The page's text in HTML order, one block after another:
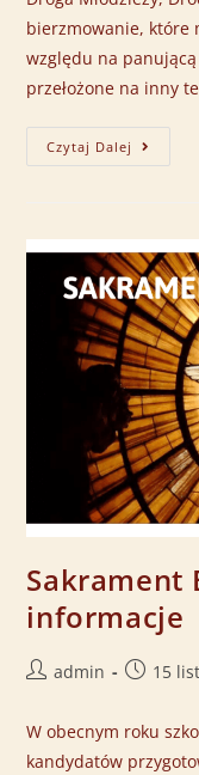
bierzmowanie, które
względu na panującą
przełożone na inny
Czytaj Dalej
Sakrament
informacje
admin 15
W obecnym roku
kandydatów